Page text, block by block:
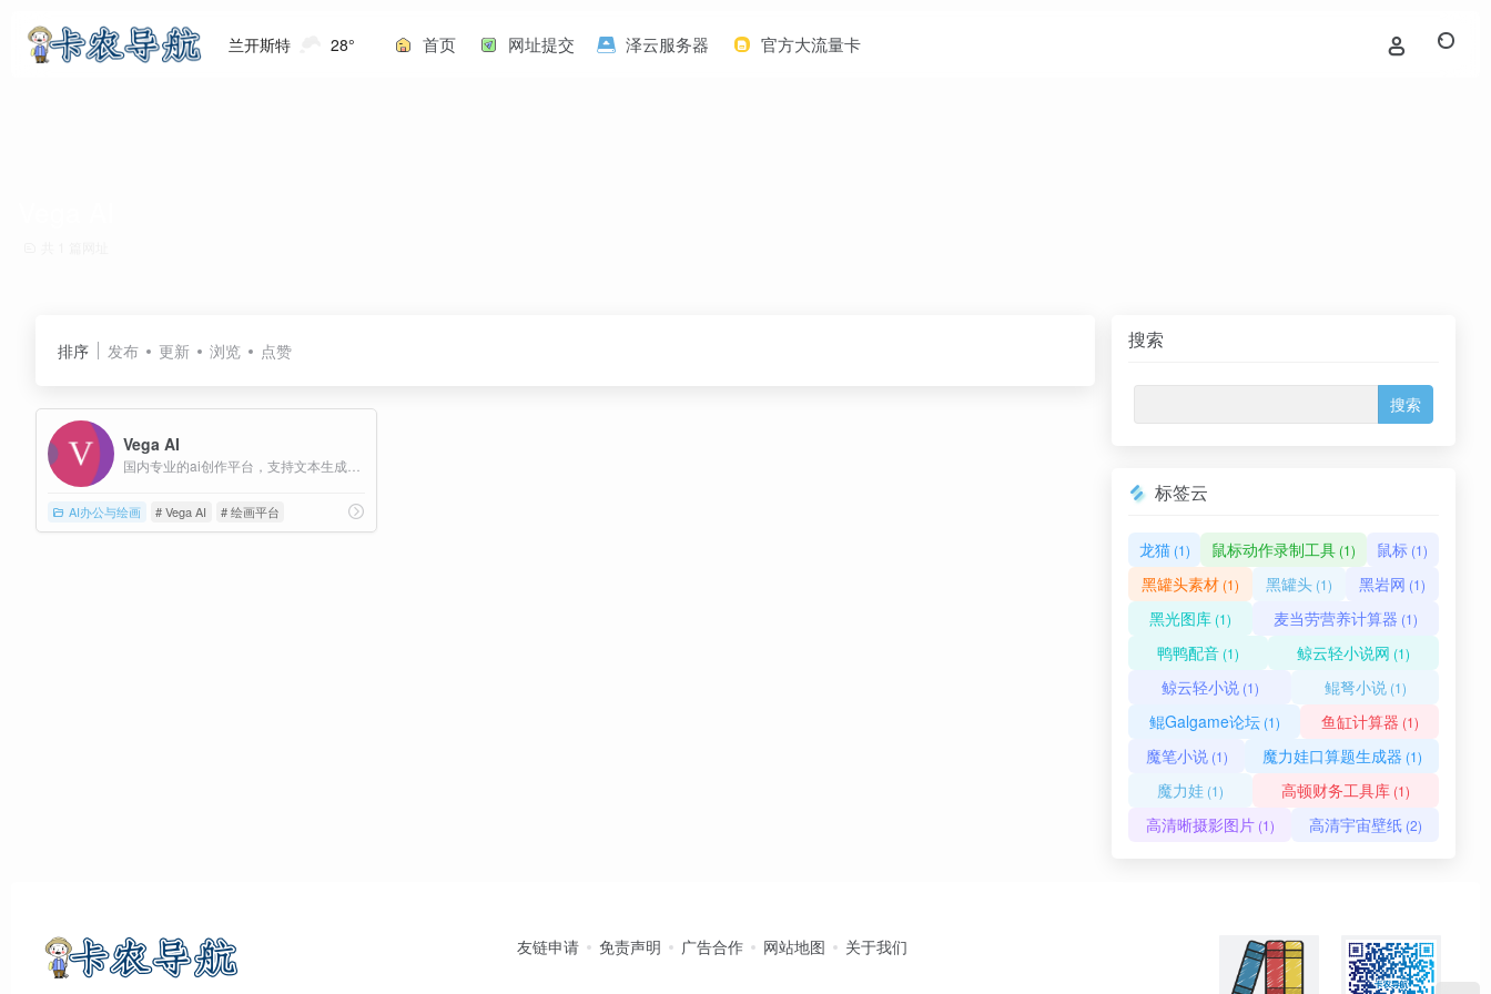
兰开斯特 28° 首页 网址提交 泽云服务器 官方大流量卡
排序 发布 更新 浏览 点赞
Vega AI
AI办公与绘画 # Vega AI # 绘画平台
搜索
标签云
龙猫(1) 鼠标动作录制工具(1) 鼠标 (1)
黑罐头素材 (1) 黑罐头 (1) 黑岩网 (1)
黑光图库 (1) 麦当劳营养计算器 (1)
鸭鸭配音 (1) 鲸云轻小说网 (1)
鲸云轻小说(1) 鲲弩小说(1)
鲲Galgame论坛(1) 鱼缸计算器 (1)
魔笔小说(1) 魔力娃口算题生成器 (1)
魔力娃 (1) 高顿财务工具库 (1)
高清晰摄影图片(1) 高清宇宙壁纸(2)
友链申请 免责声明 广告合作 网站地图 关于我们